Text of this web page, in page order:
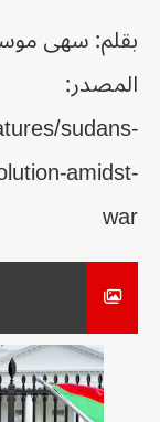
بقلم: سهى
المصدر:
sudans-
amidst-
war